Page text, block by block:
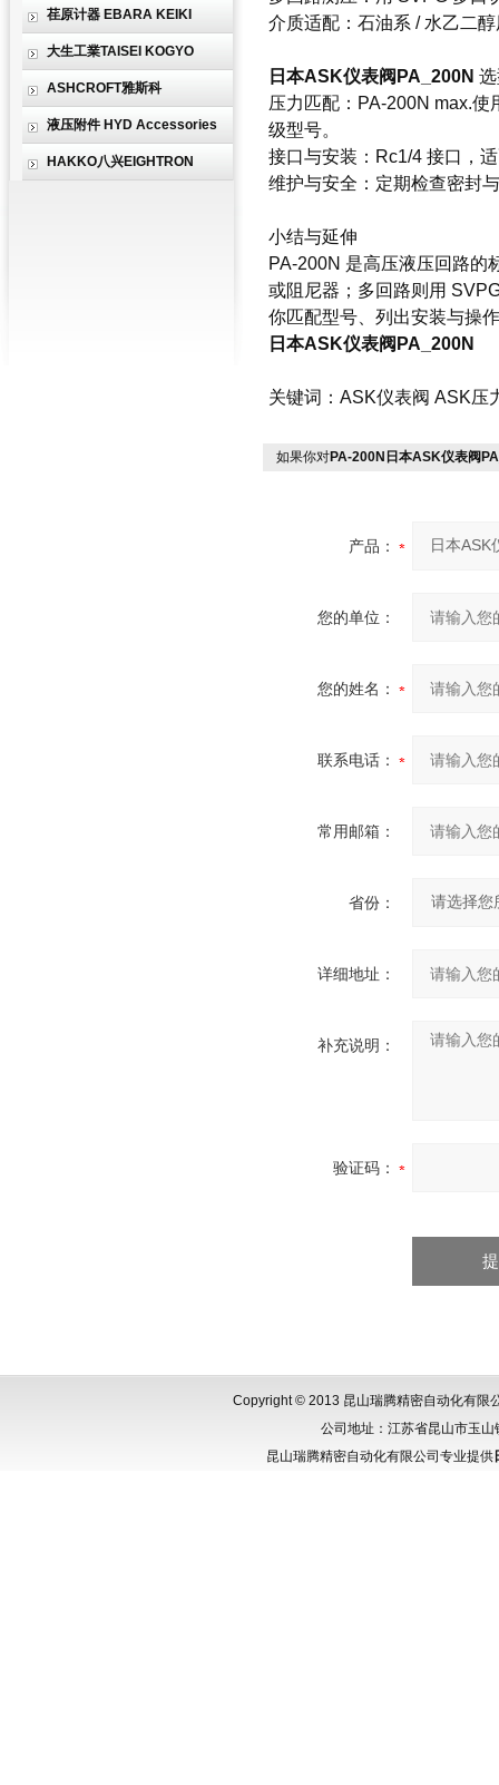
荏原计器 EBARA KEIKI
大生工業TAISEI KOGYO
ASHCROFT雅斯科
液压附件 HYD Accessories
HAKKO八兴EIGHTRON
介质适配：石油系 / 水乙二
日本ASK仪表阀PA_200N
压力匹配：PA-200N max.
级型号。
接口与安装：Rc1/4 接口，
维护与安全：定期检查密封
小结与延伸
PA-200N 是高压液压回路的
或阻尼器；多回路则用
你匹配型号、列出安装与操
日本ASK仪表阀PA_200N
关键词：ASK仪表阀 ASK压
如果你对PA-200N日本ASK仪表阀
产品：
您的单位：
您的姓名：
联系电话：
常用邮箱：
省份：
详细地址：
补充说明：
验证码：
Copyright © 2013 昆山瑞腾精密自动化有限
公司地址：江苏省昆山市玉
昆山瑞腾精密自动化有限公司专业提供